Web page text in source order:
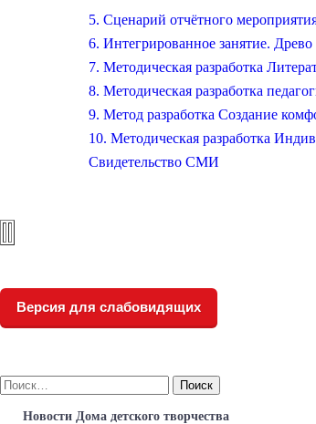
5. Сценарий отчётного
6. Интегрированное занятие.
7. Методическая разработка
8. Методическая разработка
9. Метод разработка Создание
10. Методическая разработка
Свидетельство СМИ
Версия для слабовидящих
Найти:
Новости Дома детского творчества